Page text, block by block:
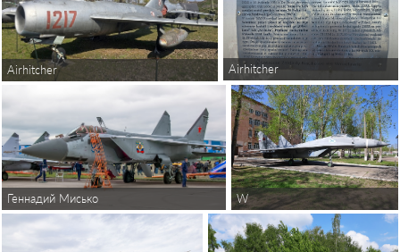
Airhitcher Airhitcher
Геннадий Мисько W